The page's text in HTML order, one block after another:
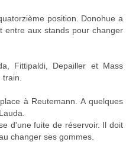
position. Donohue a
entre aux stands pour changer
Fittipaldi, Depailler et Mass
à Reutemann. A quelques
d'une fuite de réservoir. Il doit
changer ses gommes.